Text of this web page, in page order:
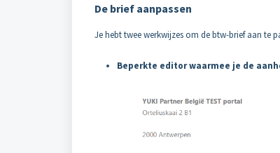
De brief aanpassen
Je hebt twee werkwijzes om de btw-brief aan te
Beperkte editor waarmee je de